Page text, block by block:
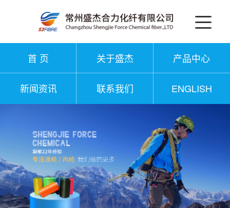
首 页 关于盛杰 产品中心
新闻资讯 联系我们 ENGLISH